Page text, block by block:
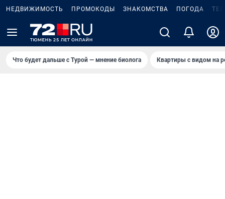
НЕДВИЖИМОСТЬ ПРОМОКОДЫ ЗНАКОМСТВА ПОГОДА
Что будет дальше с Турой — мнение биолога Квартиры с видом на